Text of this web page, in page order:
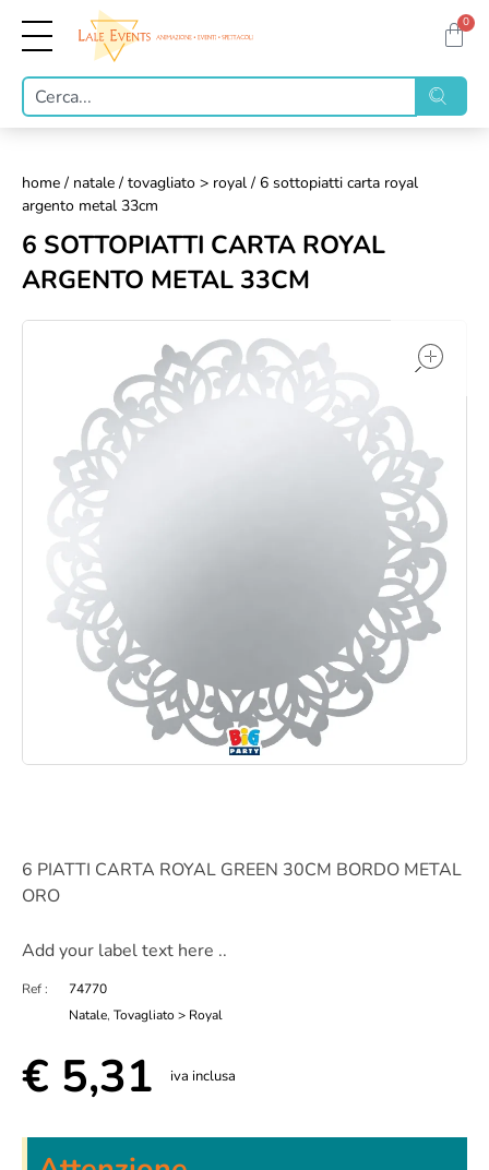
0
home / natale / tovagliato > royal / 6 sottopiatti carta royal
argento metal 33cm
6 SOTTOPIATTI CARTA ROYAL
ARGENTO METAL 33CM
6 PIATTI CARTA ROYAL GREEN 30CM BORDO METAL
ORO
Add your label text here ..
Ref :
74770
Natale, Tovagliato > Royal
€ 5,31 iva inclusa